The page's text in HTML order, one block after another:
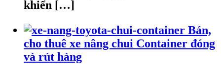
khiển […]
Bán,
cho thuê xe nâng chui Container đóng
và rút hàng